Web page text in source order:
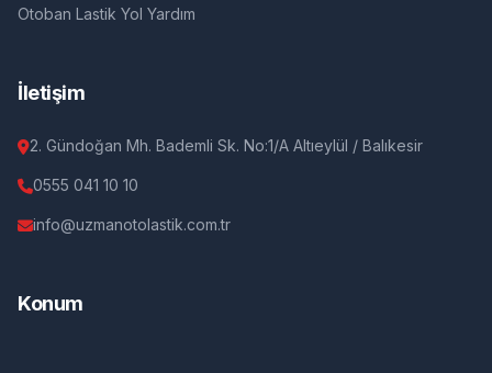
Otoban Lastik Yol Yardım
İletişim
2. Gündoğan Mh. Bademli Sk. No:1/A Altıeylül / Balıkesir
0555 041 10 10
info@uzmanotolastik.com.tr
Konum